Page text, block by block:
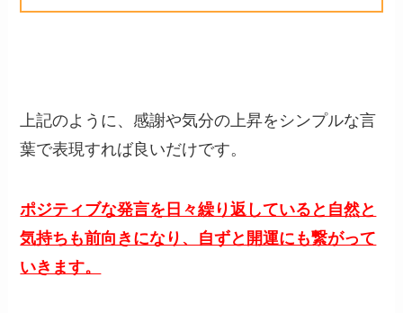
上記のように、感謝や気分の上昇をシンプルな言
葉で表現すれば良いだけです。
ポジティブな発言を日々繰り返していると自然と
気持ちも前向きになり、自ずと開運にも繋がって
いきます。